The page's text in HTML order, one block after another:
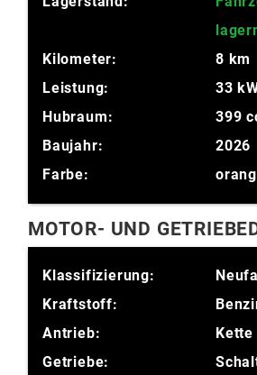
Kilometer:
8 km
Leistung:
33
Hubraum:
399
Baujahr:
2026
Farbe:
MOTOR- UND
Klassifizierung:
Kraftstoff:
Antrieb:
Kette
Getriebe: